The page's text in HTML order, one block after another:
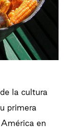
la cultura
primera
en